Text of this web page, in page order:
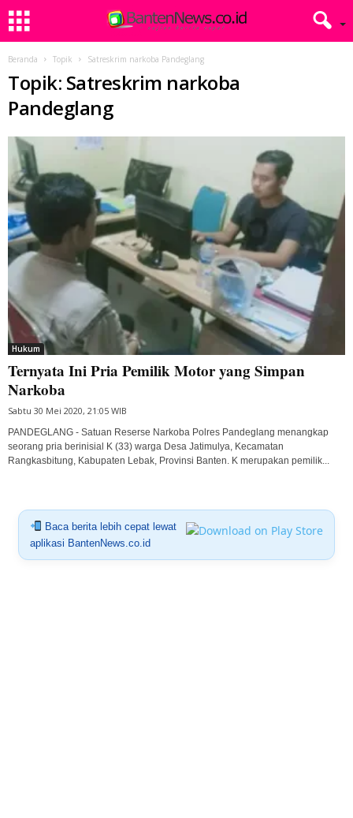
Beranda Topik Satreskrim narkoba Pandeglang
Topik: Satreskrim narkoba
Pandeglang
Hukum
Ternyata Ini Pria Pemilik Motor yang Simpan
Narkoba
Sabtu 30 Mei 2020, 21:05 WIB
PANDEGLANG - Satuan Reserse Narkoba Polres Pandeglang menangkap
seorang pria berinisial K (33) warga Desa Jatimulya, Kecamatan
Rangkasbitung, Kabupaten Lebak, Provinsi Banten. K merupakan pemilik...
Baca berita lebih cepat lewat
aplikasi BantenNews.co.id